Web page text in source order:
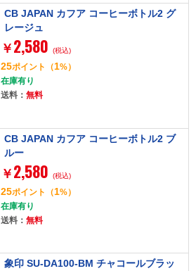
CB JAPAN カフア コーヒーボトル2 グ
レージュ
￥ 2,580 (税込)
25ポイント （1%）
在庫有り
送料： 無料
CB JAPAN カフア コーヒーボトル2 ブ
ルー
￥ 2,580 (税込)
25ポイント （1%）
在庫有り
送料： 無料
象印 SU-DA100-BM チャコールブラッ